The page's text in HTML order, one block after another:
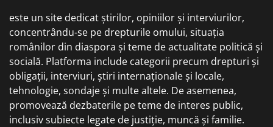
este un site dedicat știrilor, opiniilor și interviurilor,
concentrându-se pe drepturile omului, situația
românilor din diaspora și teme de actualitate politică și
socială. Platforma include categorii precum drepturi și
obligații, interviuri, știri internaționale și locale,
tehnologie, sondaje și multe altele. De asemenea,
promovează dezbaterile pe teme de interes public,
inclusiv subiecte legate de justiție, muncă și familie.